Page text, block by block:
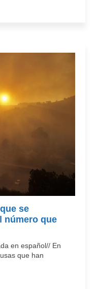
se
número que
en español// En
que han